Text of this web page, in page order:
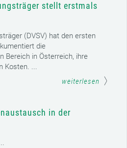
stellt erstmals
(DVSV) hat den ersten
die
Bereich in Österreich, ihre
Kosten. ...
weiterlesen
in der